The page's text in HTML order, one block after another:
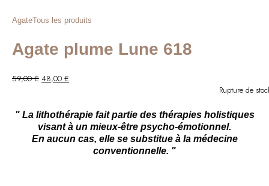
AgateTous les produits
Agate plume Lune 618
59,00€ Le
était :
59,00 €.
48,00 €
est :
48,00 €.
Rupture de
" La lithothérapie fait partie des thérapies holistiques
visant à un mieux-être psycho-émotionnel.
En aucun cas, elle se substitue à la médecine
conventionnelle. "